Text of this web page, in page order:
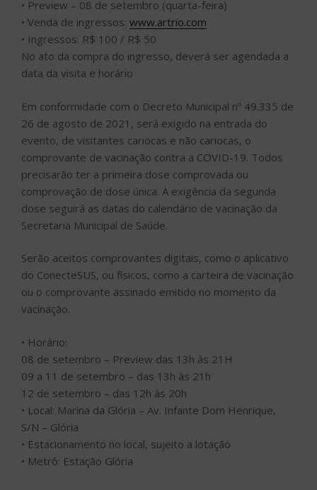
precisarão ter a primeira dose comprovada ou
comprovação de dose única. A exigência da segunda
dose seguirá as datas do calendário de vacinação da
Secretaria Municipal de Saúde.
do ConecteSUS, ou físicos, como a carteira de vacinação
ou o comprovante assinado emitido no momento da
vacinação.
• Horário:
08 de setembro – Preview das 13h às 21H
09 a 11 de setembro – das 13h às 21h
12 de setembro – das 12h às 20h
S/N – Glória
• Estacionamento no local, sujeito a lotação
• Metrô: Estação Glória
INÍCIO SOBRE ANUNCIE
ESTÚDIO ACESSO CULTURAL GUIAS
CONTATO
Facebook